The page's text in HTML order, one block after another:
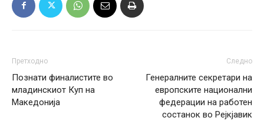
Претходно
Познати финалистите во
младинскиот Куп на
Македонија
Следно
Генералните секретари на
европските национални
федерации на работен
состанок во Рејкјавик